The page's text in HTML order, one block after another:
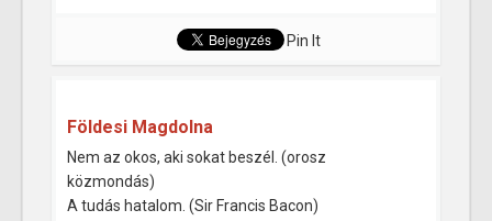
Pin It
Földesi Magdolna
Nem az okos, aki sokat beszél. (orosz
közmondás)
A tudás hatalom. (Sir Francis Bacon)